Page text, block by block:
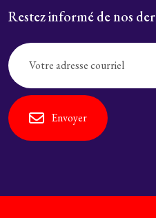
Restez informé de nos
Envoyer